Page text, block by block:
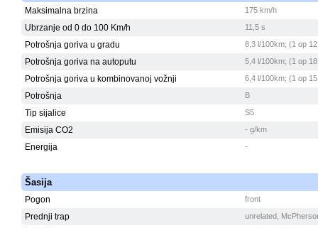
Maksimalna brzina 175 km/h
Ubrzanje od 0 do 100 Km/h 11,5 s
Potrošnja goriva u gradu 8,3 l/100km; (1 op
Potrošnja goriva na autoputu 5,4 l/100km; (1 op
Potrošnja goriva u kombinovanoj vožnji 6,4 l/100km; (1 op
Potrošnja B
Tip sijalice S5
Emisija CO2 - g/km
Energija -
Šasija
Pogon front
Prednji trap unrelated,